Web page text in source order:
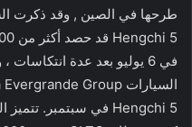
طرحها في الصين , وقد ذكرت
في 6 يوليو بعد عدة